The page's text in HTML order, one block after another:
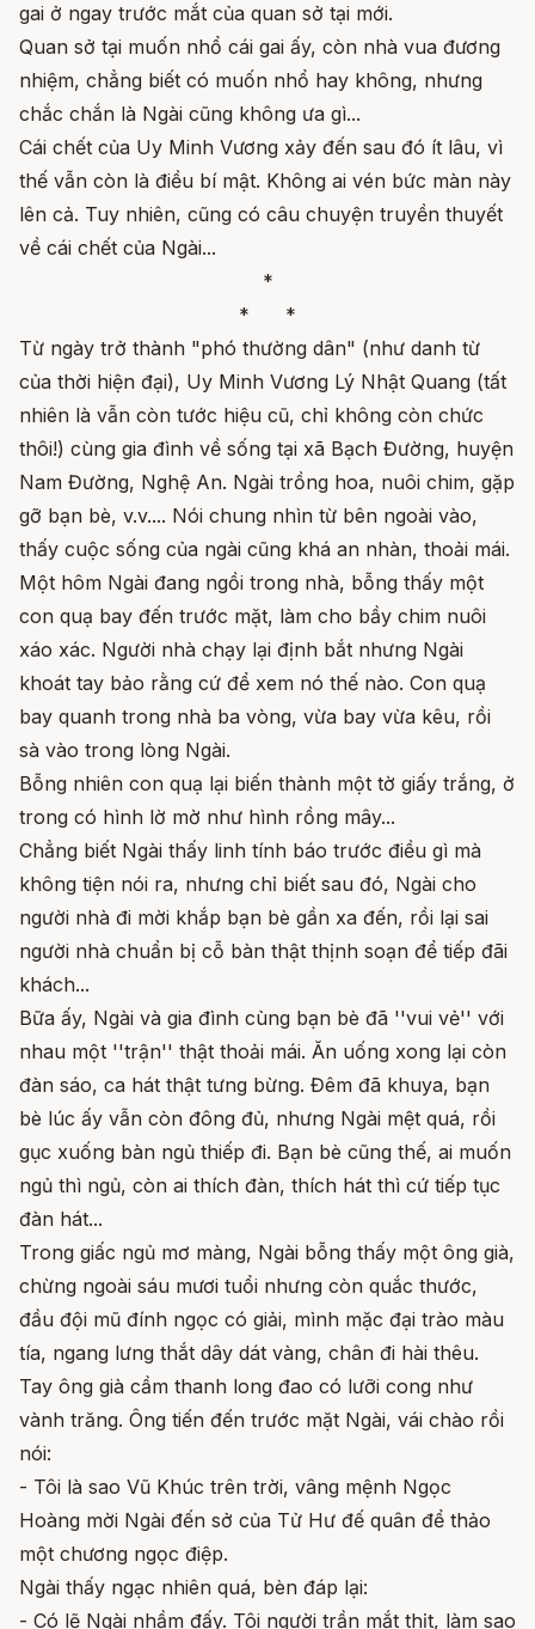
gai ở ngay trước mắt của quan sở tại mới.
Quan sở tại muốn nhổ cái gai ấy, còn nhà vua đương
nhiệm, chẳng biết có muốn nhổ hay không, nhưng
chắc chắn là Ngài cũng không ưa gì...
Cái chết của Uy Minh Vương xảy đến sau đó ít lâu, vì
thế vẫn còn là điều bí mật. Không ai vén bức màn này
lên cả. Tuy nhiên, cũng có câu chuyện truyền thuyết
về cái chết của Ngài...
*
* *
Từ ngày trở thành "phó thường dân" (như danh từ
của thời hiện đại), Uy Minh Vương Lý Nhật Quang (tất
nhiên là vẫn còn tước hiệu cũ, chỉ không còn chức
thôi!) cùng gia đình về sống tại xã Bạch Đường, huyện
Nam Đường, Nghệ An. Ngài trồng hoa, nuôi chim, gặp
gỡ bạn bè, v.v.... Nói chung nhìn từ bên ngoài vào,
thấy cuộc sống của ngài cũng khá an nhàn, thoải mái.
Một hôm Ngài đang ngồi trong nhà, bỗng thấy một
con quạ bay đến trước mặt, làm cho bầy chim nuôi
xáo xác. Người nhà chạy lại định bắt nhưng Ngài
khoát tay bảo rằng cứ để xem nó thế nào. Con quạ
bay quanh trong nhà ba vòng, vừa bay vừa kêu, rồi
sà vào trong lòng Ngài.
Bỗng nhiên con quạ lại biến thành một tờ giấy trắng, ở
trong có hình lờ mờ như hình rồng mây...
Chẳng biết Ngài thấy linh tính báo trước điều gì mà
không tiện nói ra, nhưng chỉ biết sau đó, Ngài cho
người nhà đi mời khắp bạn bè gần xa đến, rồi lại sai
người nhà chuẩn bị cỗ bàn thật thịnh soạn để tiếp đãi
khách...
Bữa ấy, Ngài và gia đình cùng bạn bè đã ''vui vẻ'' với
nhau một ''trận'' thật thoải mái. Ăn uống xong lại còn
đàn sáo, ca hát thật tưng bừng. Đêm đã khuya, bạn
bè lúc ấy vẫn còn đông đủ, nhưng Ngài mệt quá, rồi
gục xuống bàn ngủ thiếp đi. Bạn bè cũng thế, ai muốn
ngủ thì ngủ, còn ai thích đàn, thích hát thì cứ tiếp tục
đàn hát...
Trong giấc ngủ mơ màng, Ngài bỗng thấy một ông già,
chừng ngoài sáu mươi tuổi nhưng còn quắc thước,
đầu đội mũ đính ngọc có giải, mình mặc đại trào màu
tía, ngang lưng thắt dây dát vàng, chân đi hài thêu.
Tay ông già cầm thanh long đao có lưỡi cong như
vành trăng. Ông tiến đến trước mặt Ngài, vái chào rồi
nói:
- Tôi là sao Vũ Khúc trên trời, vâng mệnh Ngọc
Hoàng mời Ngài đến sở của Tử Hư đế quân để thảo
một chương ngọc điệp.
Ngài thấy ngạc nhiên quá, bèn đáp lại:
- Có lẽ Ngài nhầm đấy. Tôi người trần mắt thịt, làm sao